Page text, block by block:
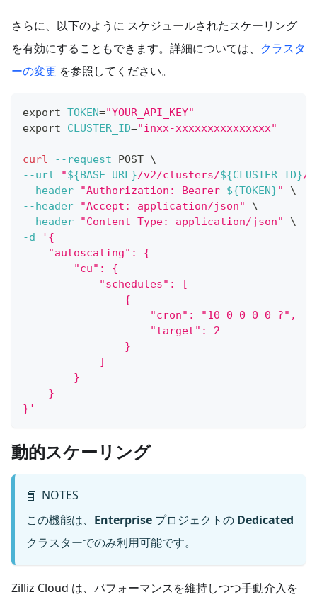
さらに、以下のように スケジュールされたスケーリング
を有効にすることもできます。詳細については、 クラスタ
ーの変更 を参照してください。
export TOKEN="YOUR_API_KEY"
export
CLUSTER_ID="inxx-xxxxxxxxxxxxxxx"
curl --request POST \
--url
"${BASE_URL}/v2/clusters/${CLUSTER_ID}/
--header
"Authorization: Bearer ${TOKEN}"
\
--header
"Accept: application/json"
\
--header
"Content-Type: application/json"
\
-d
'{
    "autoscaling": {
        "cu": {
            "schedules": [
                {
                    "cron": "10 0 0 0 0 ?",
                    "target": 2
                }
            ]
        }
    }
}'
動的スケーリング
📘 NOTES
この機能は、 Enterprise プロジェクトの Dedicated
クラスターでのみ利用可能です。
Zilliz Cloud は、パフォーマンスを維持しつつ手動介入を